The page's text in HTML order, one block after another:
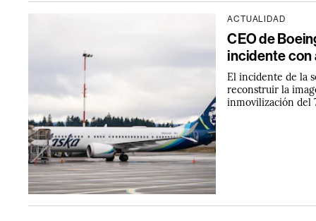
ACTUALIDAD
CEO de
incidente con
El incidente de la
reconstruir la
inmovilización del